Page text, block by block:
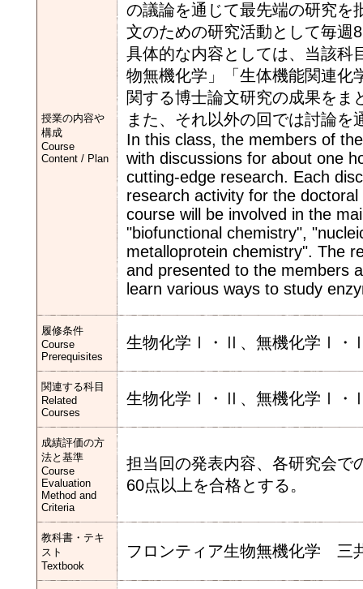
授業の内容や
構成
Course
Content / Plan
の議論を通じて最先端の研究を
文のための研究活動として毎週
具体的な内容としては、当該科
物無機化学」「生体機能関連化
関する博士論文研究の成果をま
また、それ以外の回では討論
In this class, the members of
with discussions for about one
cutting-edge research. Each
research activity for the
course will be involved in the
"biofunctional chemistry",
metalloprotein chemistry". The
and presented to the members
learn various ways to study
履修条件
Course
Prerequisites
生物化学Ⅰ・Ⅱ、無機化学Ⅰ・
関連する科目
Related
Courses
生物化学Ⅰ・Ⅱ、無機化学Ⅰ
成績評価の方
法と基準
Course
Evaluation
Method and
Criteria
担当回の発表内容、各研究会で
60点以上を合格とする。
教科書・テキ
スト
Textbook
フロンティア生物無機化学 三